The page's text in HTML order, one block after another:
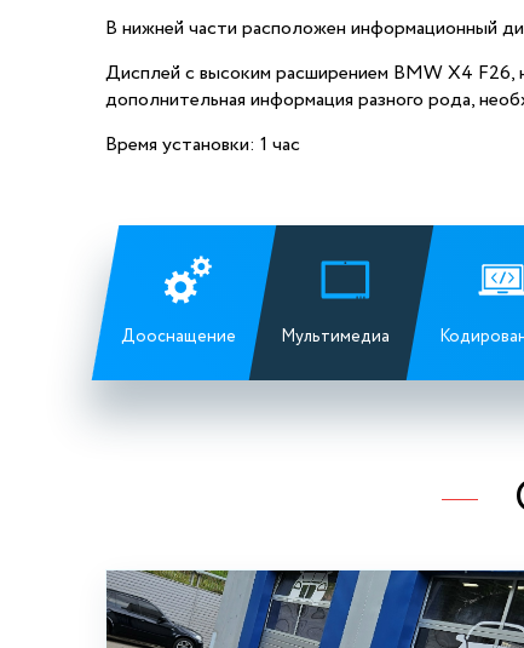
В нижней части расположен информационный
Дисплей с высоким расширением BMW X4 F26,
дополнительная информация разного рода,
Время установки: 1 час
Дооснащение Мультимедиа